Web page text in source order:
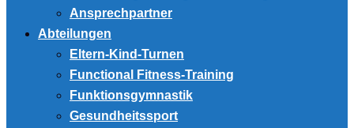
Ansprechpartner
Abteilungen
Eltern-Kind-Turnen
Functional Fitness-Training
Funktionsgymnastik
Gesundheitssport